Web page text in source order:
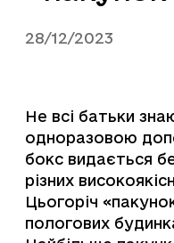
28/12/2023
Не всі батьки
одноразовою
бокс видається
різних
Цьогоріч
пологових